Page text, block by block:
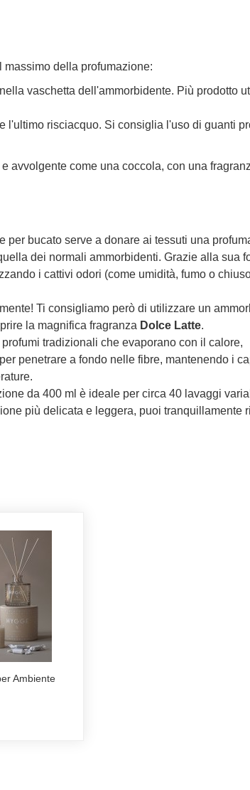
della profumazione:
vaschetta dell'ammorbidente. Più prodotto
l'ultimo risciacquo. Si consiglia l'uso di guanti
avvolgente come una coccola, con una
per bucato serve a donare ai tessuti una
dei normali ammorbidenti. Grazie alla sua
i cattivi odori (come umidità, fumo o
Ti consigliamo però di utilizzare un
la magnifica fragranza Dolce Latte.
tradizionali che evaporano con il calore,
penetrare a fondo nelle fibre, mantenendo i
da 400 ml è ideale per circa 40 lavaggi
più delicata e leggera, puoi tranquillamente
Ambiente